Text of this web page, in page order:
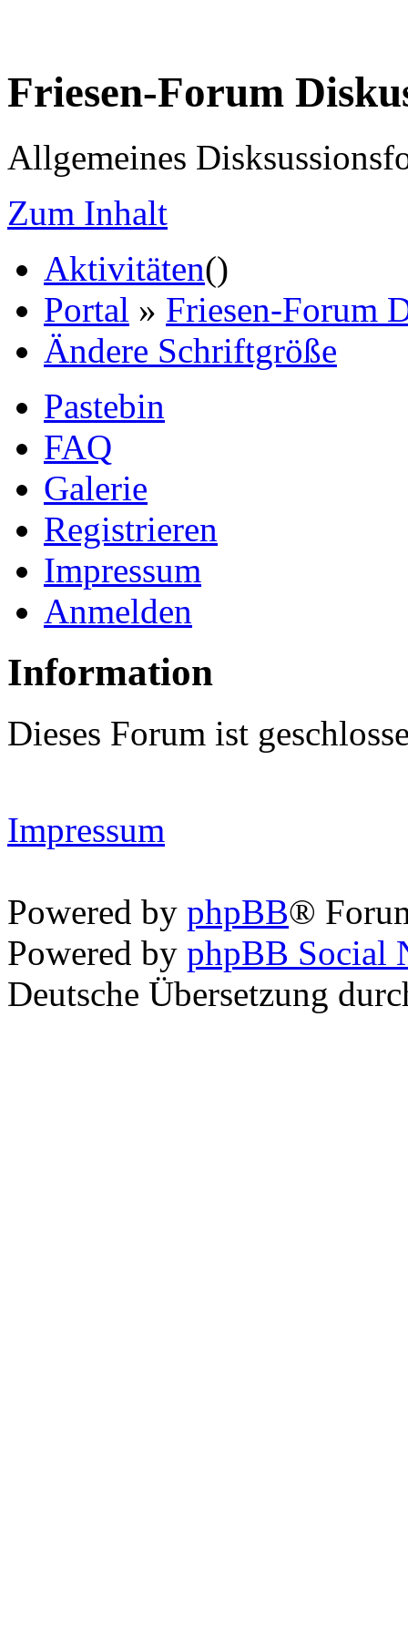
Friesen-Forum
Allgemeines
Zum Inhalt
Aktivitäten()
Portal » Friesen-Forum
Ändere Schriftgröße
Pastebin
FAQ
Galerie
Registrieren
Impressum
Anmelden
Information
Dieses Forum ist
Impressum
Powered by phpBB®
Powered by phpBB Social
Deutsche Übersetzung